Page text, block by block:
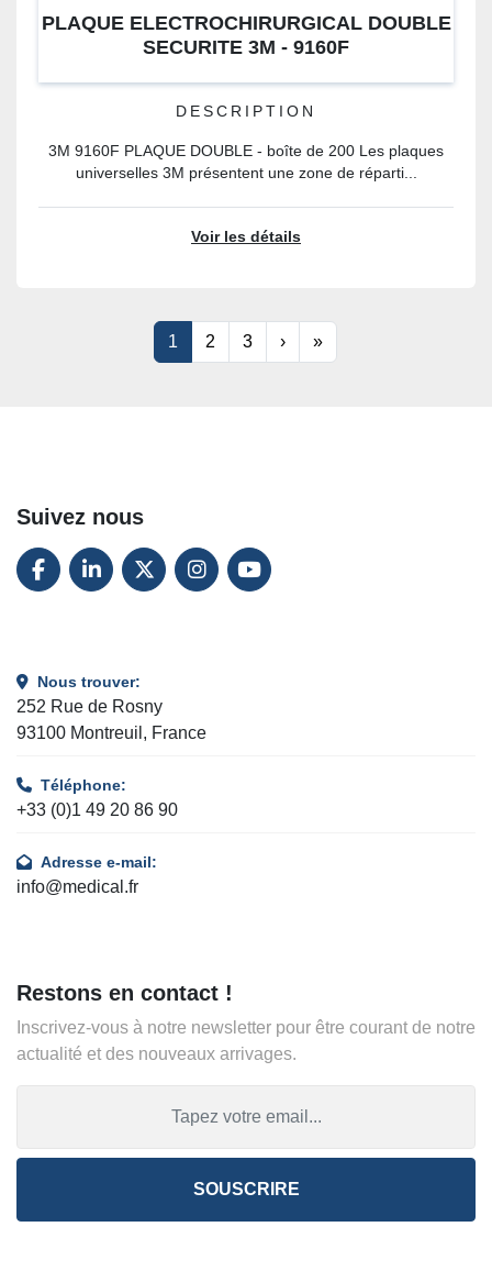
PLAQUE ELECTROCHIRURGICAL DOUBLE
SECURITE 3M - 9160F
DESCRIPTION
3M 9160F PLAQUE DOUBLE - boîte de 200 Les plaques
universelles 3M présentent une zone de réparti...
Voir les détails
1 2 3 › »
Suivez nous
FACEBOOK
LINKEDINTWITTERINSTAGRAM
YOUTUBE
Nous trouver:
252 Rue de Rosny
93100 Montreuil, France
Téléphone:
+33 (0)1 49 20 86 90
Adresse e-mail:
info@medical.fr
Restons en contact !
Inscrivez-vous à notre newsletter pour être courant de notre
actualité et des nouveaux arrivages.
SOUSCRIRE